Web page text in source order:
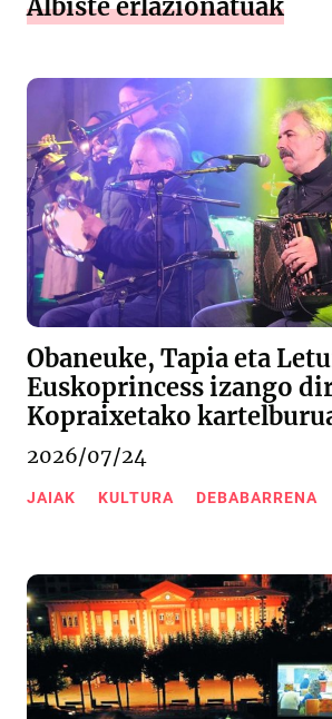
Albiste erlazionatuak
Obaneuke, Tapia eta
Euskoprincess izango
Kopraixetako
2026/07/24
JAIAK KULTURA DEBABARRENA